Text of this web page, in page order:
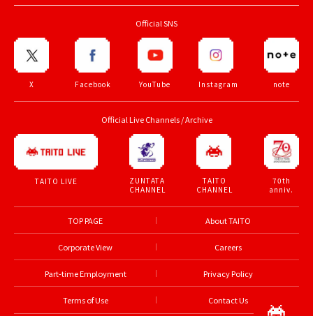
Official SNS
X Facebook YouTube Instagram note
Official Live Channels / Archive
TAITO LIVE
ZUNTATA
CHANNEL
TAITO
CHANNEL
70th
anniv.
TOP PAGE About TAITO
Corporate View Careers
Part-time Employment Privacy Policy
Terms of Use Contact Us